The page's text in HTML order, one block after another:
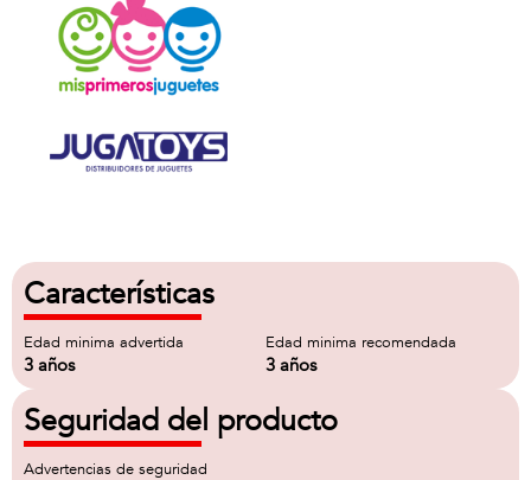
Características
Edad minima advertida
3 años
Edad minima recomendada
3 años
Seguridad del producto
Advertencias de seguridad